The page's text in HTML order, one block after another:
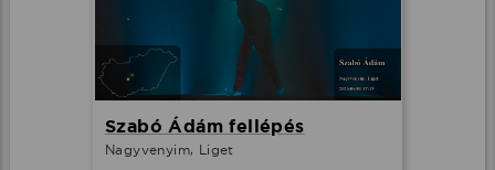
Szabó Ádám fellépés
Nagyvenyim, Liget